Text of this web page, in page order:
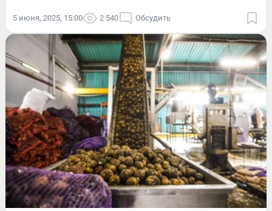
5 июня, 2025, 15:00 2 540 Обсудить